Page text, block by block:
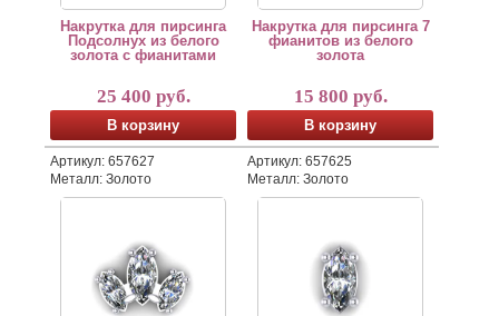
Накрутка для пирсинга
Подсолнух из белого
золота с фианитами
25 400 руб.
В корзину
Артикул: 657627
Металл: Золото
Накрутка для пирсинга 7
фианитов из белого
золота
15 800 руб.
В корзину
Артикул: 657625
Металл: Золото
Накрутка для лабрета из белого золота с тремя
Основа накрутки и крапаны изготовлены из
Мы можем также изготовить данное ювелирное
Лабрет для накрутки в комплект не входит и
Накрутка для пирсинга
Мы можем также изготовить
Лабрет для накрутки в